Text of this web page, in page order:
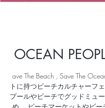
OCEAN
ave The Beach , Save The
トに持つビーチカルチャーフェ
プールやビーチでグッドミュ